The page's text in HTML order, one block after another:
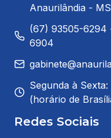
Anaurilândia -
(67) 93505-6294
6904
Segunda à
(horário de
Redes Sociais